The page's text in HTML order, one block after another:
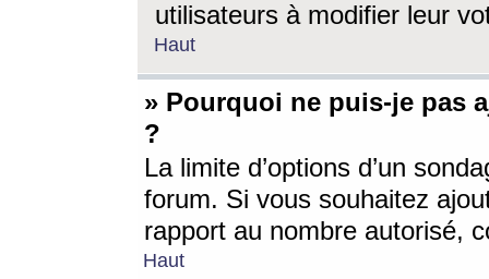
utilisateurs à modifier leur
Haut
» Pourquoi ne puis-je pas
?
La limite d’options d’un
forum. Si vous souhaitez
rapport au nombre autorisé,
Haut